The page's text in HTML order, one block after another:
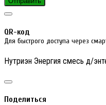
QR-код
Для быстрого доступа через
Нутриэн Энергия смесь д/
Поделиться